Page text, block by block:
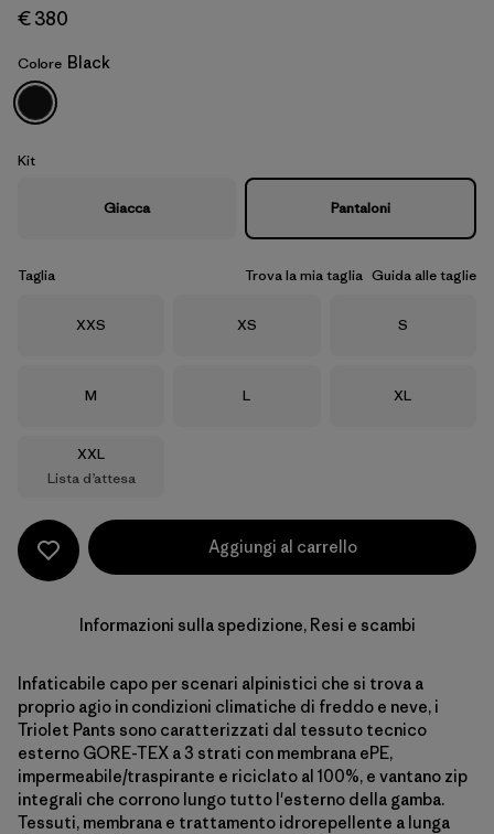
Black
€ 380
Colore Black
Kit
Giacca Pantaloni
Taglia Trova la mia taglia Guida alle taglie
Taglia
XXS Taglia
XS Taglia
S
Taglia
M Taglia
L Taglia
XL
Taglia
XXL
Lista d’attesa
Aggiungi al carrello
Informazioni sulla spedizione, Resi e scambi
Infaticabile capo per scenari alpinistici che si trova a
proprio agio in condizioni climatiche di freddo e neve, i
Triolet Pants sono caratterizzati dal tessuto tecnico
esterno GORE-TEX a 3 strati con membrana ePE,
impermeabile/traspirante e riciclato al 100%, e vantano zip
integrali che corrono lungo tutto l'esterno della gamba.
Tessuti, membrana e trattamento idrorepellente a lunga